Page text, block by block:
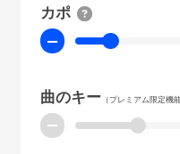
カポ
ー
曲のキー（プレミアム限定機能
ー